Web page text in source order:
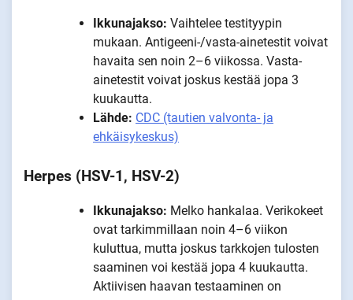
Ikkunajakso: Vaihtelee testityypin
mukaan. Antigeeni-/vasta-ainetestit voivat
havaita sen noin 2–6 viikossa. Vasta-
ainetestit voivat joskus kestää jopa 3
kuukautta.
Lähde: CDC (tautien valvonta- ja
ehkäisykeskus)
Herpes (HSV-1, HSV-2)
Ikkunajakso: Melko hankalaa. Verikokeet
ovat tarkimmillaan noin 4–6 viikon
kuluttua, mutta joskus tarkkojen tulosten
saaminen voi kestää jopa 4 kuukautta.
Aktiivisen haavan testaaminen on